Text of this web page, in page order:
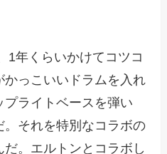
1年くらいかけてコツコ
っこいいドラムを入れ
ライトベースを弾い
それを特別なコラボの
。エルトンとコラボし